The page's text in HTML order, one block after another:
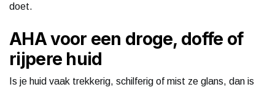
doet.
AHA voor een droge, doffe of
rijpere huid
Is je huid vaak trekkerig, schilferig of mist ze glans, dan is